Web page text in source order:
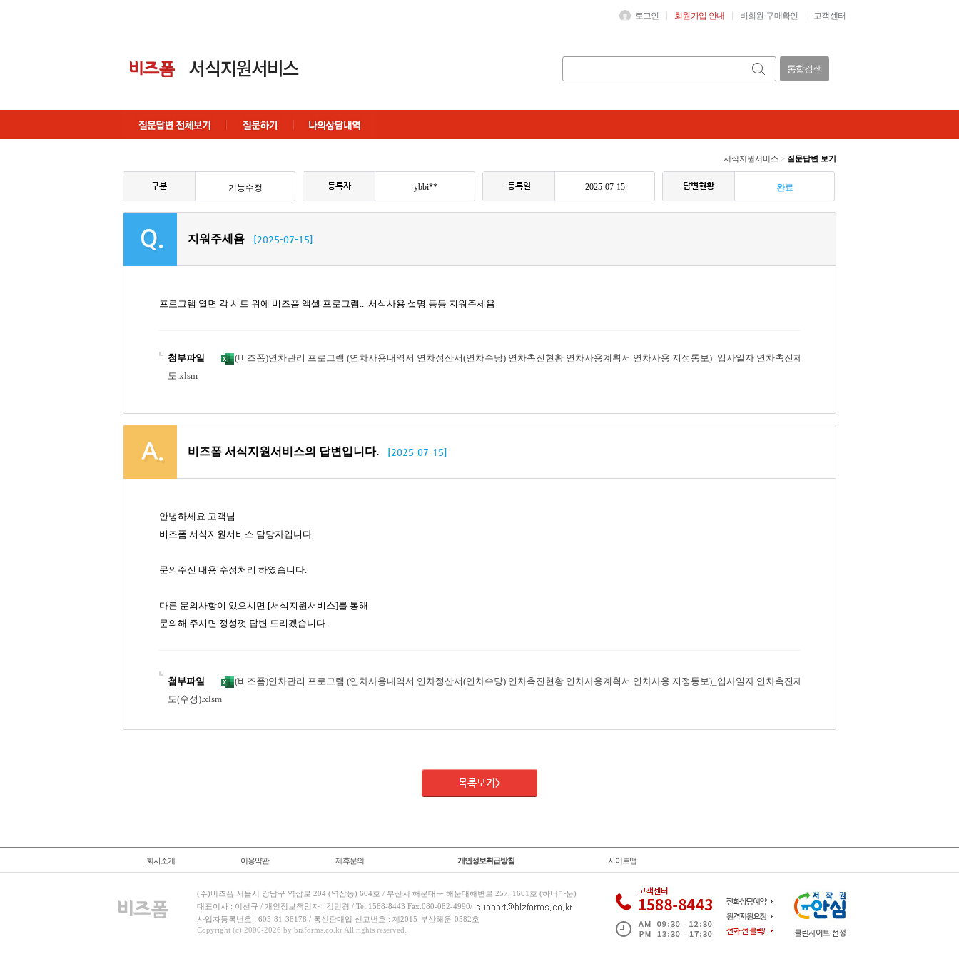
로그인 회원가입 안내 비회원 구매확인 고객센터
통합검색
서식지원서비스 > 질문답변 보기
구분 기능수정 등록자 ybbi** 등록일 2025-07-15 답변현황 완료
지워주세욤 [2025-07-15]
프로그램 열면 각 시트 위에 비즈폼 액셀 프로그램.. .서식사용 설명 등등 지워주세욤
첨부파일
(비즈폼)연차관리 프로그램 (연차사용내역서 연차정산서(연차수당) 연차촉진현황 연차사용계획서 연차사용 지정통보)_입사일자 연차촉진제
도.xlsm
비즈폼 서식지원서비스의 답변입니다. [2025-07-15]
안녕하세요 고객님
비즈폼 서식지원서비스 담당자입니다.
문의주신 내용 수정처리 하였습니다.
다른 문의사항이 있으시면 [서식지원서비스]를 통해
문의해 주시면 정성껏 답변 드리겠습니다.
첨부파일
(비즈폼)연차관리 프로그램 (연차사용내역서 연차정산서(연차수당) 연차촉진현황 연차사용계획서 연차사용 지정통보)_입사일자 연차촉진제
도(수정).xlsm
목록보기>
회사소개 이용약관 제휴문의 개인정보취급방침 사이트맵
(주)비즈폼 서울시 강남구 역삼로 204 (역삼동) 604호 / 부산시 해운대구 해운대해변로 257, 1601호 (하버타운)
대표이사 : 이선규 / 개인정보책임자 : 김민경 / Tel.1588-8443 Fax.080-082-4990/
사업자등록번호 : 605-81-38178 / 통신판매업 신고번호 : 제2015-부산해운-0582호
Copyright (c) 2000-2026 by bizforms.co.kr All rights reserved.